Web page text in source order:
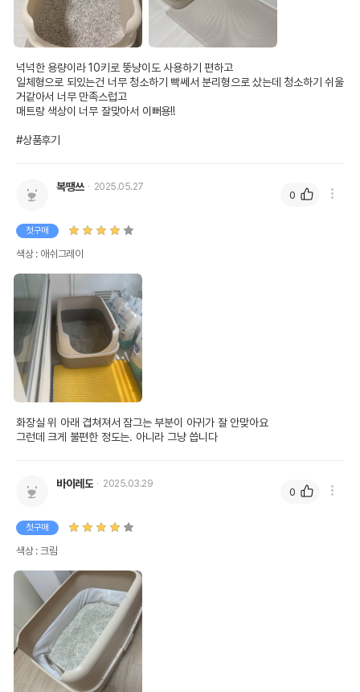
넉넉한 용량이라 10키로 뚱냥이도 사용하기 편하고
일체형으로 되있는건 너무 청소하기 빡쎄서 분리형으로 샀는데 청소하기 쉬울
거같아서 너무 만족스럽고
매트랑 색상이 너무 잘맞아서 이뻐용!!
#상품후기
복땡쓰 2025.05.27
첫구매
색상 : 애쉬그레이
화장실 위 아래 겹쳐져서 잠그는 부분이 아귀가 잘 안맞아요
그런데 크게 불편한 정도는. 아니라 그냥 씁니다
0
바이레도 2025.03.29
첫구매
색상 : 크림
0